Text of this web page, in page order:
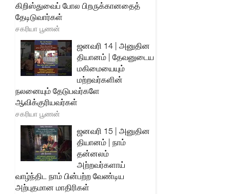
கிறிஸ்துவைப் போல பிறருக்கானதைத்
தேடிடுவார்கள்
சகரியா பூணன்
ஜனவரி 14 | அனுதின
தியானம் | தேவனுடைய
மகிமையையும்
மற்றவர்களின்
நலனையும் தேடுபவர்களே
ஆவிக்குரியவர்கள்
சகரியா பூணன்
ஜனவரி 15 | அனுதின
தியானம் | நாம்
தன்னலம்
அற்றவர்களாய்
வாழ்ந்திட நாம் பின்பற்ற வேண்டிய
அற்புதமான மாதிரிகள்